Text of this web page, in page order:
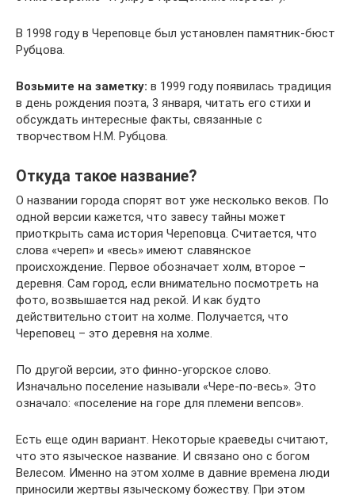
В 1998 году в Череповце был установлен памятник-бюст
Рубцова.
Возьмите на заметку: в 1999 году появилась традиция
в день рождения поэта, 3 января, читать его стихи и
обсуждать интересные факты, связанные с
творчеством Н.М. Рубцова.
Откуда такое название?
О названии города спорят вот уже несколько веков. По
одной версии кажется, что завесу тайны может
приоткрыть сама история Череповца. Считается, что
слова «череп» и «весь» имеют славянское
происхождение. Первое обозначает холм, второе –
деревня. Сам город, если внимательно посмотреть на
фото, возвышается над рекой. И как будто
действительно стоит на холме. Получается, что
Череповец – это деревня на холме.
По другой версии, это финно-угорское слово.
Изначально поселение называли «Чере-по-весь». Это
означало: «поселение на горе для племени вепсов».
Есть еще один вариант. Некоторые краеведы считают,
что это языческое название. И связано оно с богом
Велесом. Именно на этом холме в давние времена люди
приносили жертвы языческому божеству. При этом